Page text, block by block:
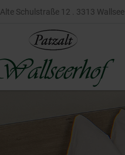
Alte Schulstraße 12 . 3313 Wallsee